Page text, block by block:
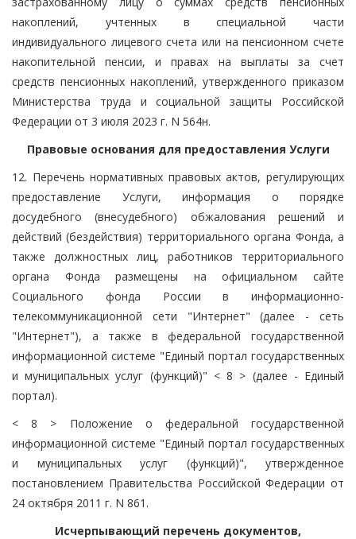
накоплений, учтенных в специальной части
индивидуального лицевого счета или на пенсионном счете
накопительной пенсии, и правах на выплаты за счет
средств пенсионных накоплений, утвержденного приказом
Министерства труда и социальной защиты Российской
Федерации от 3 июля 2023 г. N 564н.
Правовые основания для предоставления Услуги
12. Перечень нормативных правовых актов, регулирующих
предоставление Услуги, информация о порядке
досудебного (внесудебного) обжалования решений и
действий (бездействия) территориального органа Фонда, а
также должностных лиц, работников территориального
органа Фонда размещены на официальном сайте
Социального фонда России в информационно-
телекоммуникационной сети "Интернет" (далее - сеть
"Интернет"), а также в федеральной государственной
информационной системе "Единый портал государственных
и муниципальных услуг (функций)" < 8 > (далее - Единый
портал).
< 8 > Положение о федеральной государственной
информационной системе "Единый портал государственных
и муниципальных услуг (функций)", утвержденное
постановлением Правительства Российской Федерации от
24 октября 2011 г. N 861.
Исчерпывающий перечень документов,